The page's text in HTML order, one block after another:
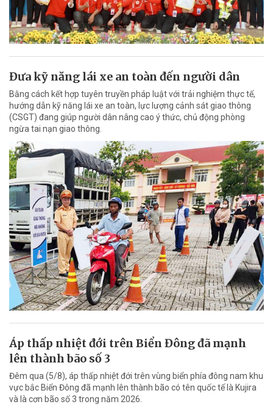
Đưa kỹ năng lái xe an toàn đến người dân
Bằng cách kết hợp tuyên truyền pháp luật với trải nghiệm thực tế,
hướng dẫn kỹ năng lái xe an toàn, lực lượng cảnh sát giao thông
(CSGT) đang giúp người dân nâng cao ý thức, chủ động phòng
ngừa tai nạn giao thông.
Áp thấp nhiệt đới trên Biển Đông đã mạnh
lên thành bão số 3
Đêm qua (5/8), áp thấp nhiệt đới trên vùng biển phía đông nam khu
vực bắc Biển Đông đã mạnh lên thành bão có tên quốc tế là Kujira
và là cơn bão số 3 trong năm 2026.